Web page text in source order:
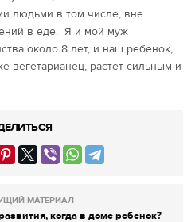
людьми в том числе, вне
в еде. Я и мой муж
около 8 лет, и наш ребенок,
вегетарианец, растет сильным и
МАТЕРИАЛ
когда в доме ребенок?